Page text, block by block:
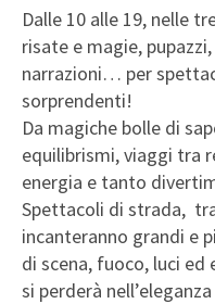
Dalle 10 alle 19, nelle
risate e magie,
narrazioni… per
sorprendenti!
Da magiche bolle di
equilibrismi, viaggi tra
energia e tanto
Spettacoli di strada,
incanteranno grandi e
di scena, fuoco, luci
si perderà